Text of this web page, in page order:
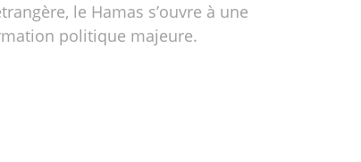
le Hamas s’ouvre à une
politique majeure.